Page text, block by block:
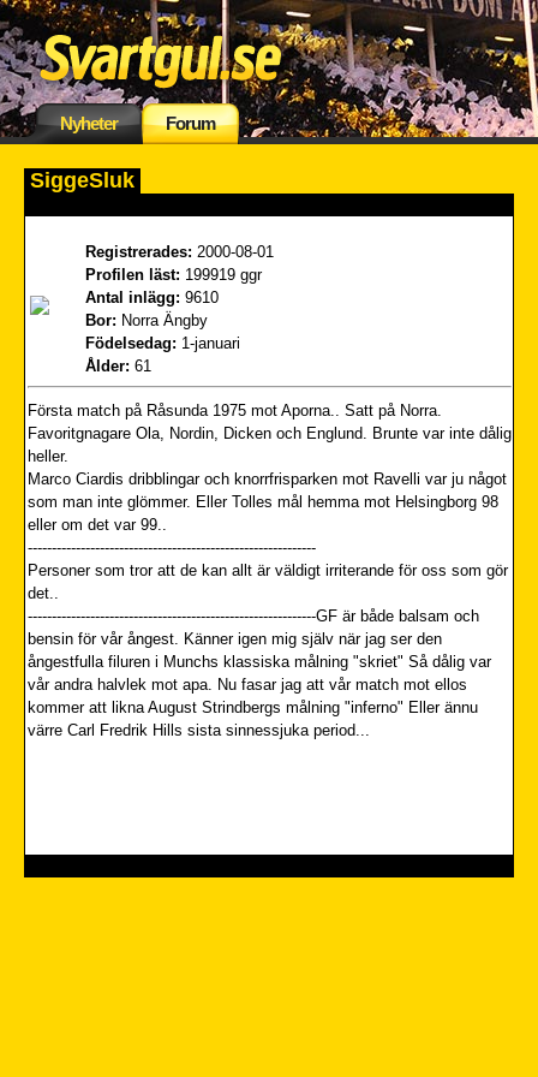
Nyheter Forum
SiggeSluk
Registrerades: 2000-08-01
Profilen läst: 199919 ggr
Antal inlägg: 9610
Bor: Norra Ängby
Födelsedag: 1-januari
Ålder: 61
Första match på Råsunda 1975 mot Aporna.. Satt på Norra.
Favoritgnagare Ola, Nordin, Dicken och Englund. Brunte var inte dålig
heller.
Marco Ciardis dribblingar och knorrfrisparken mot Ravelli var ju något
som man inte glömmer. Eller Tolles mål hemma mot Helsingborg 98
eller om det var 99..
------------------------------------------------------------
Personer som tror att de kan allt är väldigt irriterande för oss som gör
det..
------------------------------------------------------------GF är både balsam och
bensin för vår ångest. Känner igen mig själv när jag ser den
ångestfulla filuren i Munchs klassiska målning "skriet" Så dålig var
vår andra halvlek mot apa. Nu fasar jag att vår match mot ellos
kommer att likna August Strindbergs målning "inferno" Eller ännu
värre Carl Fredrik Hills sista sinnessjuka period...